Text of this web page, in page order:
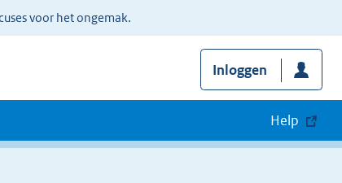
voor het ongemak.
Inloggen
Help